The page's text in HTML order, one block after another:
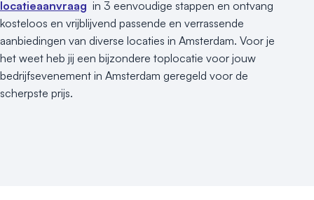
locatieaanvraag in 3 eenvoudige stappen en ontvang
kosteloos en vrijblijvend passende en verrassende
aanbiedingen van diverse locaties in Amsterdam. Voor je
het weet heb jij een bijzondere toplocatie voor jouw
bedrijfsevenement in Amsterdam geregeld voor de
scherpste prijs.